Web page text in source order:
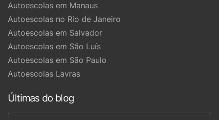
Autoescolas em Manaus
Autoescolas no Rio de Janeiro
Autoescolas em Salvador
Autoescolas em São Luís
Autoescolas em São Paulo
Autoescolas Lavras
Últimas do blog